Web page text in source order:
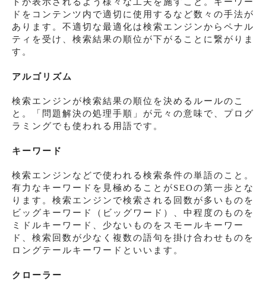
ドをコンテンツ内で適切に使用するなど数々の手法が
あります。不適切な最適化は検索エンジンからペナル
ティを受け、検索結果の順位が下がることに繋がりま
す。
アルゴリズム
検索エンジンが検索結果の順位を決めるルールのこ
と。「問題解決の処理手順」が元々の意味で、プログ
ラミングでも使われる用語です。
キーワード
検索エンジンなどで使われる検索条件の単語のこと。
有力なキーワードを見極めることがSEOの第一歩とな
ります。検索エンジンで検索される回数が多いものを
ビッグキーワード（ビッグワード）、中程度のものを
ミドルキーワード、少ないものをスモールキーワー
ド、検索回数が少なく複数の語句を掛け合わせものを
ロングテールキーワードといいます。
クローラー